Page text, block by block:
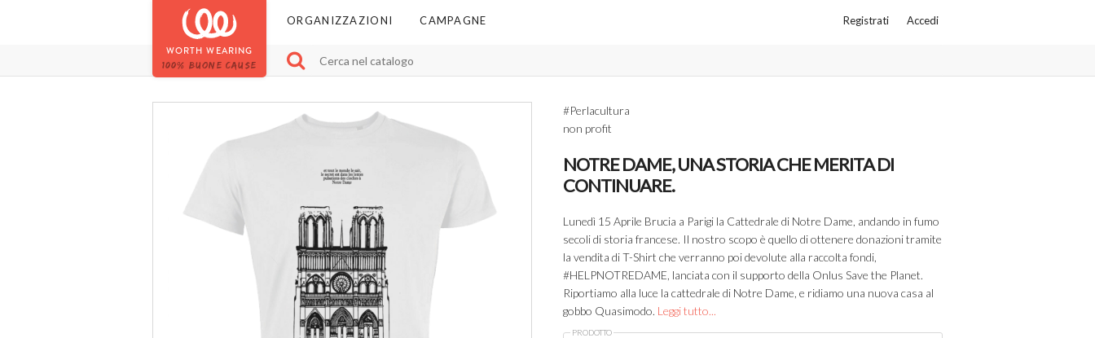
WORTH WEARING
100% BUONE CAUSE
Registrati Accedi
ORGANIZZAZIONI CAMPAGNE
#Perlacultura
non profit
NOTRE DAME, UNA STORIA CHE MERITA DI
CONTINUARE.
Lunedì 15 Aprile Brucia a Parigi la Cattedrale di Notre Dame, andando in fumo
secoli di storia francese. Il nostro scopo è quello di ottenere donazioni tramite
la vendita di T-Shirt che verranno poi devolute alla raccolta fondi,
#HELPNOTREDAME, lanciata con il supporto della Onlus Save the Planet.
Riportiamo alla luce la cattedrale di Notre Dame, e ridiamo una nuova casa al
gobbo Quasimodo. Leggi tutto...
PRODOTTO